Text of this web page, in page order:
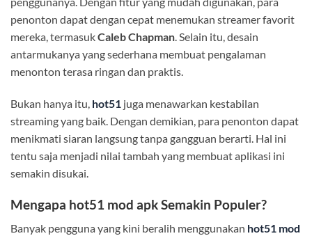
penonton dapat dengan cepat menemukan streamer favorit
mereka, termasukCaleb Chapman. Selain itu, desain
antarmukanya yang sederhana membuat pengalaman
menonton terasa ringan dan praktis.
Bukan hanya itu, hot51 juga menawarkan kestabilan
streaming yang baik. Dengan demikian, para penonton dapat
menikmati siaran langsung tanpa gangguan berarti. Hal ini
tentu saja menjadi nilai tambah yang membuat aplikasi ini
semakin disukai.
Mengapa hot51 mod apkSemakin Populer?
Banyak pengguna yang kini beralih menggunakan hot51 mod